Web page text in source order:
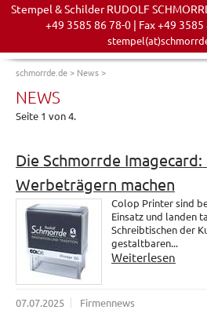
Stempel & Schilder RUDOLF
+49 3585 86 78-0 | Fax +49
schmorrde.de> News>
NEWS
Seite 1 von 4.
Die Schmorrde
Werbeträgern machen
Colop Printer sind
Einsatz und landen
Schreibtischen der
gestaltbaren...
Weiterlesen
07.07.2025 Firmennews